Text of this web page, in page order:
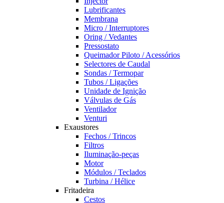
Lubrificantes
Membrana
Micro / Interruptores
Oring / Vedantes
Pressostato
Queimador Piloto / Acessórios
Selectores de Caudal
Sondas / Termopar
Tubos / Ligações
Unidade de Ignição
Válvulas de Gás
Ventilador
Venturi
Exaustores
Fechos / Trincos
Filtros
Iluminação-peças
Motor
Módulos / Teclados
Turbina / Hélice
Fritadeira
Cestos